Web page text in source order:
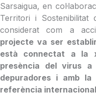
Sarsaigua, en
Territori i Sostenibilitat
considerat com a
projecte va ser
està connectat a la
presència del virus
depuradores i amb
referència internacional